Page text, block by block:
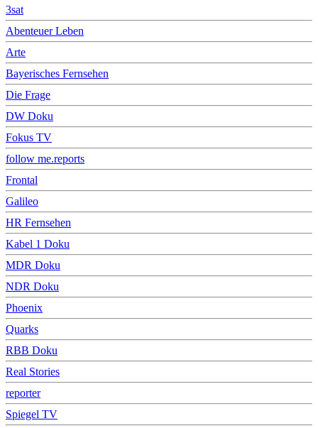
3sat
Abenteuer Leben
Arte
Bayerisches Fernsehen
Die Frage
DW Doku
Fokus TV
follow me.reports
Frontal
Galileo
HR Fernsehen
Kabel 1 Doku
MDR Doku
NDR Doku
Phoenix
Quarks
RBB Doku
Real Stories
reporter
Spiegel TV